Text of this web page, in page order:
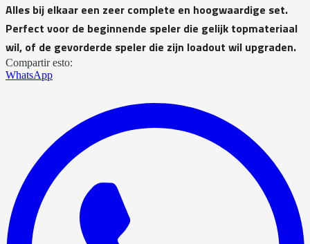
Alles bij elkaar een zeer complete en hoogwaardige set.
Perfect voor de beginnende speler die gelijk topmateriaal
wil, of de gevorderde speler die zijn loadout wil upgraden.
Compartir esto:
WhatsApp